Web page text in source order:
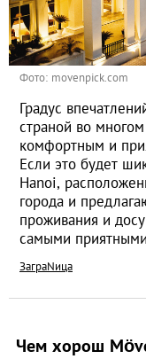
Фото: movenpick.com
Градус
страной во
комфортным и
Если это будет
Hanoi,
города и
проживания и
самыми
ЗаграNица
Чем хорош